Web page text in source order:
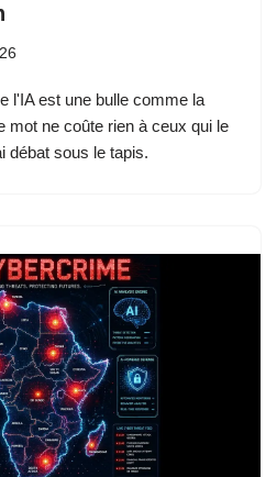
l'IA est une bulle comme la
mot ne coûte rien à ceux qui le
débat sous le tapis.